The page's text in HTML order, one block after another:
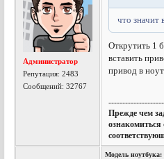
Администратор
Репутация:2483
Сообщений: 32767
что значит
Открутить 1
вставить
привод в
Прежде чем
ознакомиться
Модель ноутбука: